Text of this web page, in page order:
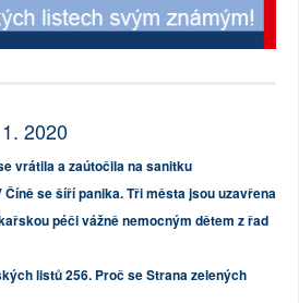
2020
vrátila a zaútočila na sanitku
se šíří panika. Tři města jsou uzavřena
péči vážně nemocným dětem z řad
listů 256. Proč se Strana zelených